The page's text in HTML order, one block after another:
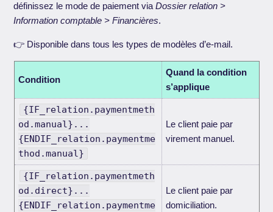
définissez le mode de paiement viaDossier relation >
Information comptable > Financières.
👉 Disponible dans tous les types de modèles d’e-mail.
Condition
Quand la condition
s’applique
{IF_relation.paymentmeth
od.manual}...
{ENDIF_relation.paymentme
thod.manual}
Le client paie par
virement manuel.
{IF_relation.paymentmeth
od.direct}...
{ENDIF_relation.paymentme
Le client paie par
domiciliation.